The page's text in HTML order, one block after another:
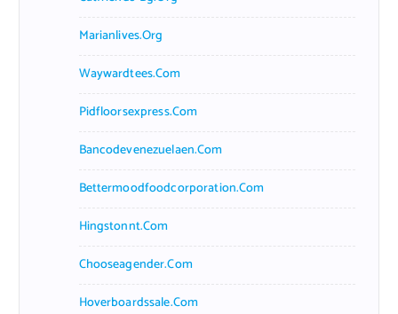
Marianlives.org
Waywardtees.com
Pidfloorsexpress.com
Bancodevenezuelaen.com
Bettermoodfoodcorporation.com
Hingstonnt.com
Chooseagender.com
Hoverboardssale.com